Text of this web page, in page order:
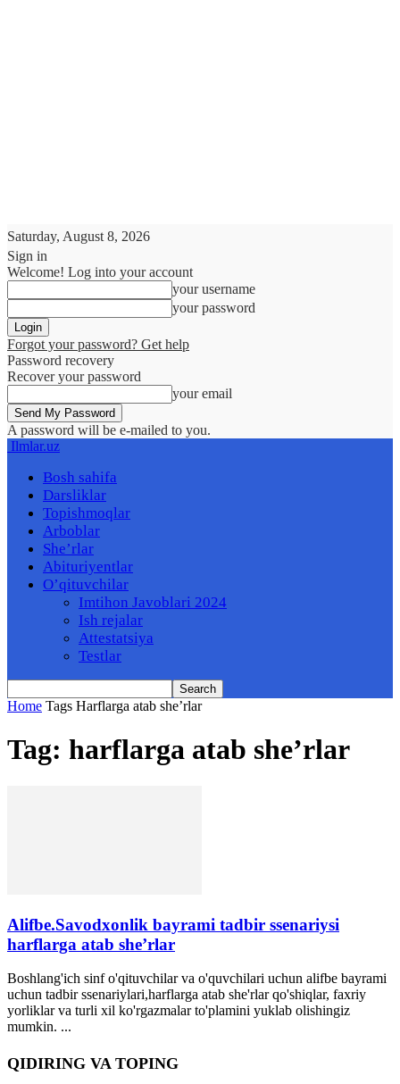
Saturday, August 8, 2026
Sign in
Welcome! Log into your account
your username
your password
Forgot your password? Get help
Password recovery
Recover your password
your email
A password will be e-mailed to you.
Ilmlar.uz
Bosh sahifa
Darsliklar
Topishmoqlar
Arboblar
She’rlar
Abituriyentlar
O’qituvchilar
Imtihon Javoblari 2024
Ish rejalar
Attestatsiya
Testlar
Home Tags Harflarga atab she’rlar
Tag: harflarga atab she’rlar
Alifbe.Savodxonlik bayrami tadbir ssenariysi
harflarga atab she’rlar
Boshlang'ich sinf o'qituvchilar va o'quvchilari uchun alifbe bayrami
uchun tadbir ssenariylari,harflarga atab she'rlar qo'shiqlar, faxriy
yorliklar va turli xil ko'rgazmalar to'plamini yuklab olishingiz
mumkin. ...
QIDIRING VA TOPING